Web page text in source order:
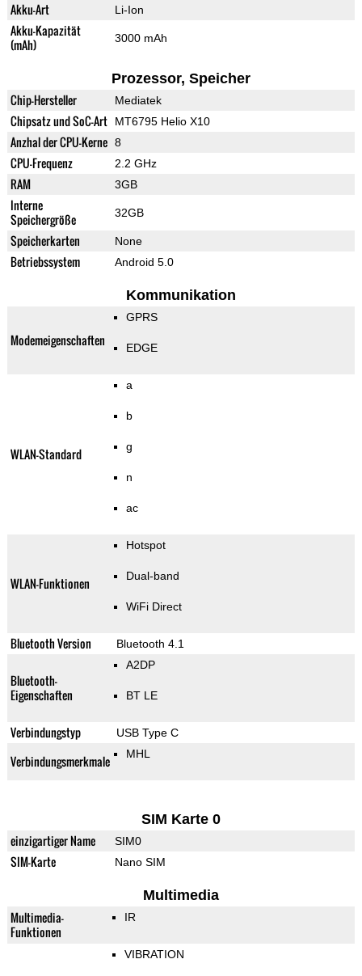
Akku-Art Li-Ion
Akku-Kapazität
(mAh)
3000 mAh
Prozessor, Speicher
Chip-Hersteller Mediatek
Chipsatz und SoC-Art MT6795 Helio X10
Anzhal der CPU-Kerne 8
CPU-Frequenz 2.2 GHz
RAM 3GB
Interne
Speichergröße
32GB
Speicherkarten None
Betriebssystem Android 5.0
Kommunikation
Modemeigenschaften
GPRS
EDGE
WLAN-Standard
a
b
g
n
ac
WLAN-Funktionen
Hotspot
Dual-band
WiFi Direct
Bluetooth Version Bluetooth 4.1
Bluetooth-
Eigenschaften
A2DP
BT LE
Verbindungstyp USB Type C
Verbindungsmerkmale MHL
SIM Karte 0
einzigartiger Name SIM0
SIM-Karte Nano SIM
Multimedia
Multimedia-
Funktionen
IR
VIBRATION